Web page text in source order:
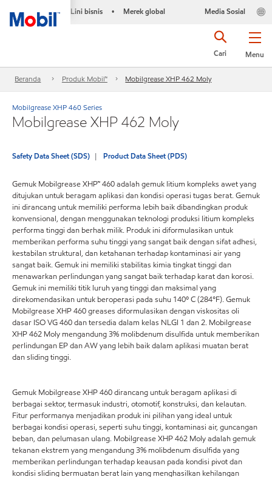
Lini bisnis • Merek global Media Sosial
Menu
Cari
Beranda Produk Mobil™ Mobilgrease XHP 462 Moly
Mobilgrease XHP 460 Series
Mobilgrease XHP 462 Moly
Safety Data Sheet (SDS) Product Data Sheet (PDS)
Gemuk Mobilgrease XHP™ 460 adalah gemuk litium kompleks awet yang
ditujukan untuk beragam aplikasi dan kondisi operasi tugas berat. Gemuk
ini dirancang untuk memiliki performa lebih baik dibandingkan produk
konvensional, dengan menggunakan teknologi produksi litium kompleks
performa tinggi dan berhak milik. Produk ini diformulasikan untuk
memberikan performa suhu tinggi yang sangat baik dengan sifat adhesi,
kestabilan struktural, dan ketahanan terhadap kontaminasi air yang
sangat baik. Gemuk ini memiliki stabilitas kimia tingkat tinggi dan
menawarkan perlindungan yang sangat baik terhadap karat dan korosi.
Gemuk ini memiliki titik luruh yang tinggi dan maksimal yang
direkomendasikan untuk beroperasi pada suhu 140º C (284°F). Gemuk
Mobilgrease XHP 460 greases diformulasikan dengan viskositas oli
dasar ISO VG 460 dan tersedia dalam kelas NLGI 1 dan 2. Mobilgrease
XHP 462 Moly mengandung 3% molibdenum disulfida untuk memberikan
perlindungan EP dan AW yang lebih baik dalam aplikasi muatan berat
dan sliding tinggi.
Gemuk Mobilgrease XHP 460 dirancang untuk beragam aplikasi di
berbagai sektor, termasuk industri, otomotif, konstruksi, dan kelautan.
Fitur performanya menjadikan produk ini pilihan yang ideal untuk
berbagai kondisi operasi, seperti suhu tinggi, kontaminasi air, guncangan
beban, dan pelumasan ulang. Mobilgrease XHP 462 Moly adalah gemuk
tekanan ekstrem yang mengandung 3% molibdenum disulfida yang
memberikan perlindungan terhadap keausan pada kondisi pivot dan
kondisi sliding bermuatan berat lain yang menghasilkan kehilangan